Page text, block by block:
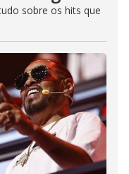
sobre os hits que